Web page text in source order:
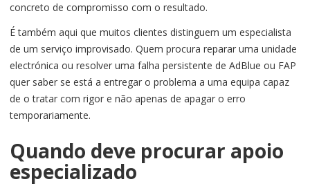
concreto de compromisso com o resultado.
É também aqui que muitos clientes distinguem um especialista
de um serviço improvisado. Quem procura reparar uma unidade
electrónica ou resolver uma falha persistente de AdBlue ou FAP
quer saber se está a entregar o problema a uma equipa capaz
de o tratar com rigor e não apenas de apagar o erro
temporariamente.
Quando deve procurar apoio
especializado